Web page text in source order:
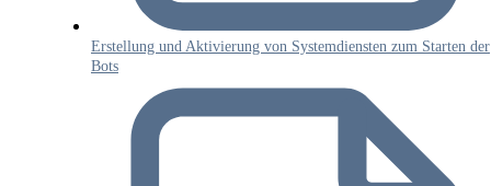
Erstellung und Aktivierung von Systemdiensten zum Starten der
Bots